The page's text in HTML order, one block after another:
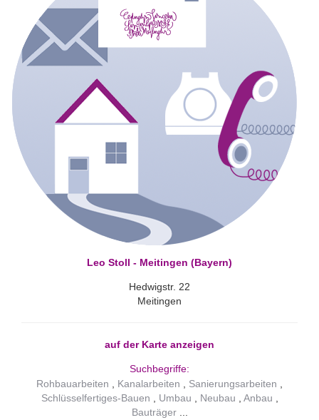
Leo Stoll - Meitingen (Bayern)
Hedwigstr. 22
Meitingen
auf der Karte anzeigen
Suchbegriffe:
Rohbauarbeiten
Kanalarbeiten
Sanierungsarbeiten
Schlüsselfertiges-Bauen
Umbau Neubau
Anbau
Bauträger